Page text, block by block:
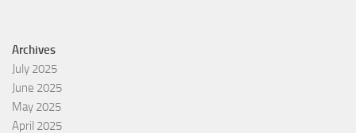
Archives
July 2025
June 2025
May 2025
April 2025